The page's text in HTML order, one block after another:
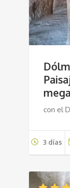
con el
3 días